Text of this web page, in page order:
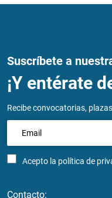
Suscríbete a
¡Y entérate
Recibe convocatorias,
Acepto la política de
Contacto: